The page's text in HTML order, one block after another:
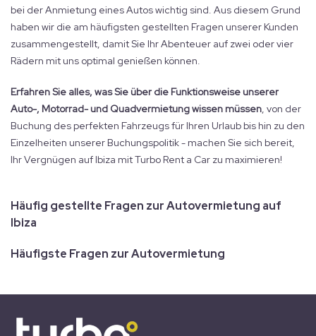
bei der Anmietung eines Autos wichtig sind. Aus diesem Grund
haben wir die am häufigsten gestellten Fragen unserer Kunden
zusammengestellt, damit Sie Ihr Abenteuer auf zwei oder vier
Rädern mit uns optimal genießen können.
Erfahren Sie alles, was Sie über die Funktionsweise unserer
Auto-, Motorrad- und Quadvermietung wissen müssen , von der
Buchung des perfekten Fahrzeugs für Ihren Urlaub bis hin zu den
Einzelheiten unserer Buchungspolitik - machen Sie sich bereit,
Ihr Vergnügen auf Ibiza mit Turbo Rent a Car zu maximieren!
Häufig gestellte Fragen zur Autovermietung auf
Ibiza
Häufigste Fragen zur Autovermietung